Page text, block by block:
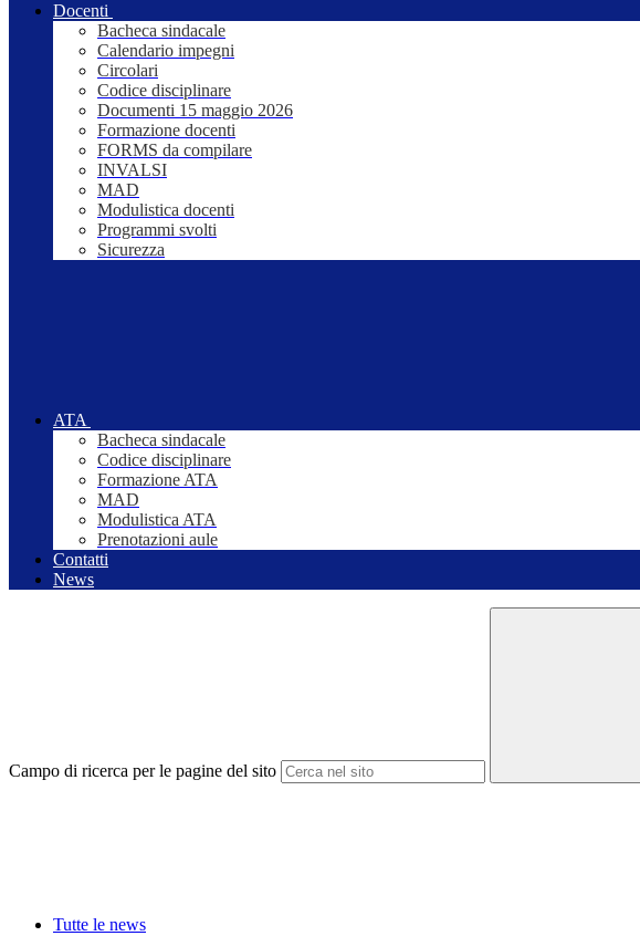
Docenti
Bacheca sindacale
Calendario impegni
Circolari
Codice disciplinare
Documenti 15 maggio 2026
Formazione docenti
FORMS da compilare
INVALSI
MAD
Modulistica docenti
Programmi svolti
Sicurezza
ATA
Bacheca sindacale
Codice disciplinare
Formazione ATA
MAD
Modulistica ATA
Prenotazioni aule
Contatti
News
Campo di ricerca per le pagine del sito
Tutte le news